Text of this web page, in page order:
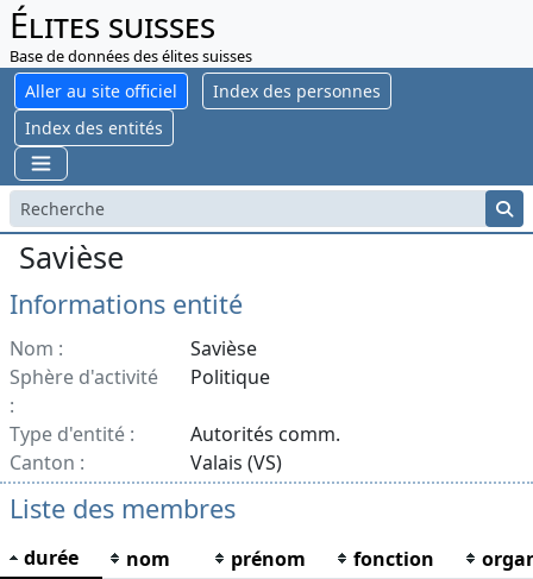
Élites suisses
Base de données des élites suisses
Aller au site officiel
Index des personnes
Index des entités
Savièse
Informations entité
Nom :
Savièse
Sphère d'activité
:
Politique
Type d'entité :
Autorités comm.
Canton :
Valais (VS)
Liste des membres
durée nom prénom fonction